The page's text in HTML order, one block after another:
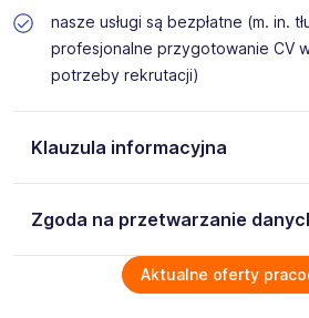
nasze usługi są bezpłatne (m. in.
profesjonalne przygotowanie CV
potrzeby rekrutacji)
Klauzula informacyjna
2016/679 (dalej:
rekrutacji na stanowisko, na które
wymagające podobnych kwalifikacji.
Zgoda na przetwarzanie
Wyrażam zgodę na przetwarzanie
osobowych przez SILVERHAND
Aktualne oferty